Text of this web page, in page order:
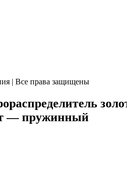
| Все права защищены
— пружинный